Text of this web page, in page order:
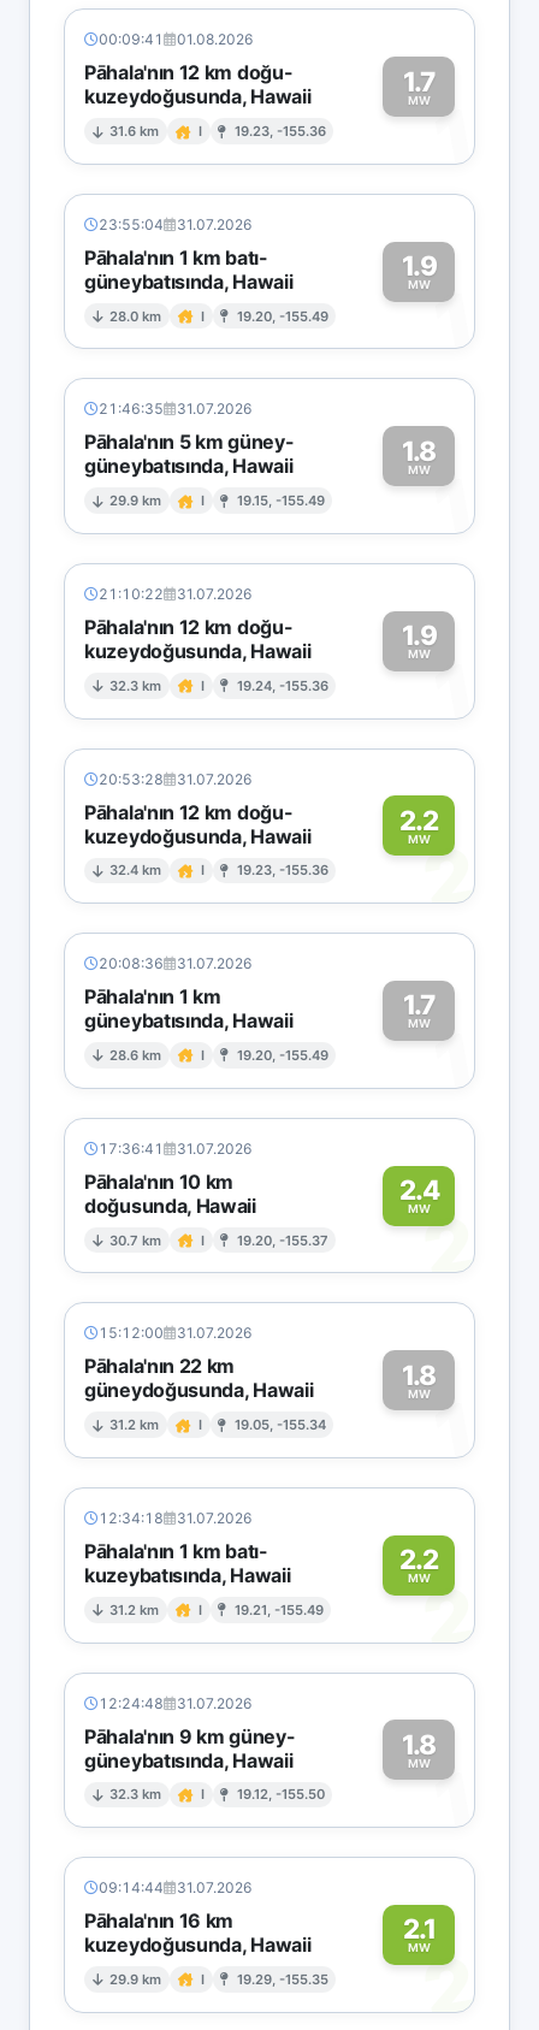
00:09:41 01.08.2026
Pāhala'nın 12 km doğu-
kuzeydoğusunda, Hawaii
31.6 km I 19.23, -155.36
1.7
MW1
23:55:04 31.07.2026
Pāhala'nın 1 km batı-
güneybatısında, Hawaii
28.0 km I 19.20, -155.49
1.9
MW1
21:46:35 31.07.2026
Pāhala'nın 5 km güney-
güneybatısında, Hawaii
29.9 km I 19.15, -155.49
1.8
MW1
21:10:22 31.07.2026
Pāhala'nın 12 km doğu-
kuzeydoğusunda, Hawaii
32.3 km I 19.24, -155.36
1.9
MW1
20:53:28 31.07.2026
Pāhala'nın 12 km doğu-
kuzeydoğusunda, Hawaii
32.4 km I 19.23, -155.36
2.2
MW2
20:08:36 31.07.2026
Pāhala'nın 1 km
güneybatısında, Hawaii
28.6 km I 19.20, -155.49
1.7
MW1
17:36:41 31.07.2026
Pāhala'nın 10 km
doğusunda, Hawaii
30.7 km I 19.20, -155.37
2.4
MW2
15:12:00 31.07.2026
Pāhala'nın 22 km
güneydoğusunda, Hawaii
31.2 km I 19.05, -155.34
1.8
MW1
12:34:18 31.07.2026
Pāhala'nın 1 km batı-
kuzeybatısında, Hawaii
31.2 km I 19.21, -155.49
2.2
MW2
12:24:48 31.07.2026
Pāhala'nın 9 km güney-
güneybatısında, Hawaii
32.3 km I 19.12, -155.50
1.8
MW1
09:14:44 31.07.2026
Pāhala'nın 16 km
kuzeydoğusunda, Hawaii
29.9 km I 19.29, -155.35
2.1
MW
2